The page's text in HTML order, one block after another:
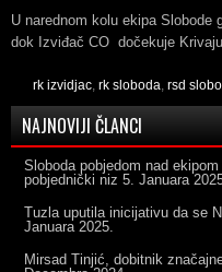
U narednom kolu ekipa Slobode
dok Izviđač CO dočekuje
rk izvidjac, rk sloboda, rsd
NAJNOVIJI ČLANCI
Sloboda pobjedom nad
pobjednički niz 5. Januara
Tuzla uputila inicijativu da se
Januara 2025.
Mirsad Tinjić, dobitnik